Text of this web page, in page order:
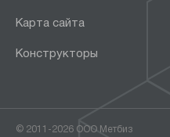
Карта сайта
Конструкторы
© 2011-2026 ООО Метбиз